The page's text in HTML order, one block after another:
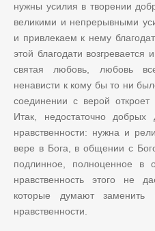
нужны усилия в творении
великими и непрерывными
и привлекаем к нему
этой благодати
святая любовь, любовь
ненависти к кому бы то ни
соединении с верой
Итак, недостаточно
нравственности: нужна и
вере в Бога, в общении с
подлинное, полноценное в
нравственность этого не
которые думают
нравственности.